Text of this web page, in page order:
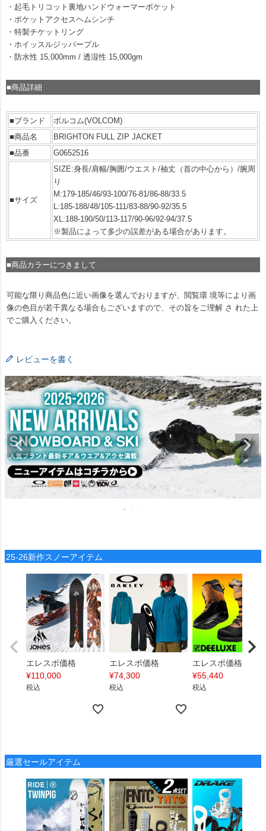
・起毛トリコット裏地ハンドウォーマーポケット
・ポケットアクセスヘムシンチ
・特製チケットリング
・ホイッスルジッパープル
・防水性 15,000mm / 透湿性 15,000gm
■商品詳細
■ブランド
ボルコム(VOLCOM)
■商品名
BRIGHTON FULL ZIP JACKET
■品番
G0652516
■サイズ
SIZE:身長/肩幅/胸囲/ウエスト/袖丈（首の中心から）/腕周
り
M:179-185/46/93-100/76-81/86-88/33.5
L:185-188/48/105-111/83-88/90-92/35.5
XL:188-190/50/113-117/90-96/92-94/37.5
※製品によって多少の誤差がある場合があります。
■商品カラーにつきまして
可能な限り商品色に近い画像を選んでおりますが、閲覧環 境等により画
像の色目が若干異なる場合もございますので、その旨をご理解 さ れた上
でご購入ください。
レビューを書く
25-26新作スノーアイテム
エレスポ価格
¥110,000
税込
エレスポ価格
¥74,300
税込
エレスポ価格
¥55,440
税込
厳選セールアイテム